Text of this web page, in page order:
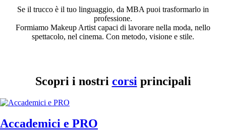
Se il trucco è il tuo linguaggio, da MBA puoi trasformarlo in
professione.
Formiamo Makeup Artist capaci di lavorare nella moda, nello
spettacolo, nel cinema. Con metodo, visione e stile.
Scopri i nostri corsi principali
Accademici e PRO